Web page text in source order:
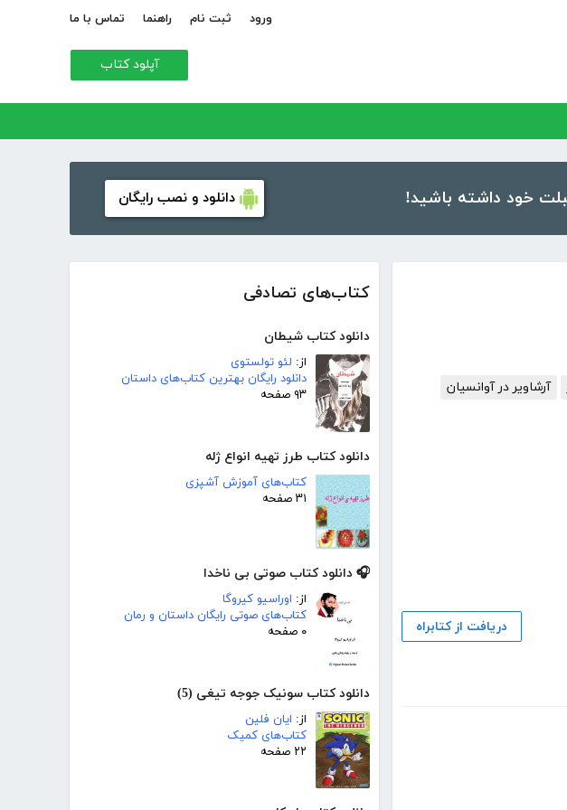
ورود ثبت نام راهنما تماس با ما
آپلود کتاب
دانلود و نصب رایگان
کتاب‌های تصادفی
دانلود کتاب شیطان
از: لئو تولستوی
دانلود رایگان بهترین کتاب‌های داستان
۹۳ صفحه
دانلود کتاب طرز تهیه انواع ژله
کتاب‌های آموزش آشپزی
۳۱ صفحه
🎧 دانلود کتاب صوتی بی ناخدا
از: اوراسیو کیروگا
کتاب‌های صوتی رایگان داستان و رمان
۰ صفحه
دانلود کتاب سونیک جوجه تیغی (5)
از: ایان فلین
کتاب‌های کمیک
۲۲ صفحه
آرشاویر در آوانسیان
دریافت از کتابراه